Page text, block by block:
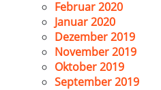
Februar 2020
Januar 2020
Dezember 2019
November 2019
Oktober 2019
September 2019